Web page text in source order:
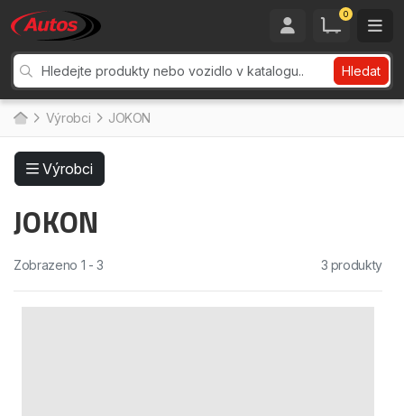
0
Hledat
Výrobci JOKON
Výrobci
JOKON
Zobrazeno 1 - 3 3 produkty